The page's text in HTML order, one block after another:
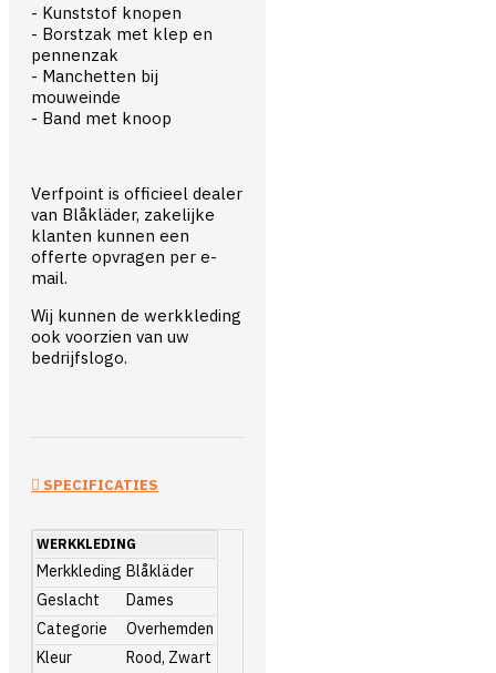
- Kunststof knopen
- Borstzak met klep en
pennenzak
- Manchetten bij
mouweinde
- Band met knoop
Verfpoint is officieel dealer
van Blåkläder, zakelijke
klanten kunnen een
offerte opvragen per e-
mail.
Wij kunnen de werkkleding
ook voorzien van uw
bedrijfslogo.
SPECIFICATIES
WERKKLEDING
Merkkleding Blåkläder
Geslacht
Dames
Categorie
Overhemden
Kleur
Rood, Zwart